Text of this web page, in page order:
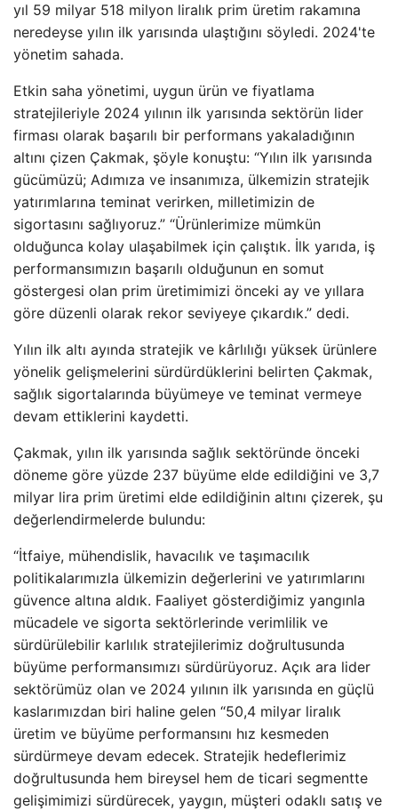
yıl 59 milyar 518 milyon liralık prim üretim rakamına
neredeyse yılın ilk yarısında ulaştığını söyledi. 2024'te
yönetim sahada.
Etkin saha yönetimi, uygun ürün ve fiyatlama
stratejileriyle 2024 yılının ilk yarısında sektörün lider
firması olarak başarılı bir performans yakaladığının
altını çizen Çakmak, şöyle konuştu: “Yılın ilk yarısında
gücümüzü; Adımıza ve insanımıza, ülkemizin stratejik
yatırımlarına teminat verirken, milletimizin de
sigortasını sağlıyoruz.” “Ürünlerimize mümkün
olduğunca kolay ulaşabilmek için çalıştık. İlk yarıda, iş
performansımızın başarılı olduğunun en somut
göstergesi olan prim üretimimizi önceki ay ve yıllara
göre düzenli olarak rekor seviyeye çıkardık.” dedi.
Yılın ilk altı ayında stratejik ve kârlılığı yüksek ürünlere
yönelik gelişmelerini sürdürdüklerini belirten Çakmak,
sağlık sigortalarında büyümeye ve teminat vermeye
devam ettiklerini kaydetti.
Çakmak, yılın ilk yarısında sağlık sektöründe önceki
döneme göre yüzde 237 büyüme elde edildiğini ve 3,7
milyar lira prim üretimi elde edildiğinin altını çizerek, şu
değerlendirmelerde bulundu:
“İtfaiye, mühendislik, havacılık ve taşımacılık
politikalarımızla ülkemizin değerlerini ve yatırımlarını
güvence altına aldık. Faaliyet gösterdiğimiz yangınla
mücadele ve sigorta sektörlerinde verimlilik ve
sürdürülebilir karlılık stratejilerimiz doğrultusunda
büyüme performansımızı sürdürüyoruz. Açık ara lider
sektörümüz olan ve 2024 yılının ilk yarısında en güçlü
kaslarımızdan biri haline gelen “50,4 milyar liralık
üretim ve büyüme performansını hız kesmeden
sürdürmeye devam edecek. Stratejik hedeflerimiz
doğrultusunda hem bireysel hem de ticari segmentte
gelişimimizi sürdürecek, yaygın, müşteri odaklı satış ve